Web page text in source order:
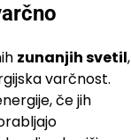
zunanjih svetil,
varčnost.
če jih